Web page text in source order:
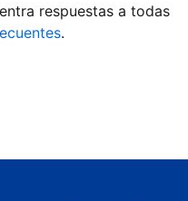
respuestas a todas
.